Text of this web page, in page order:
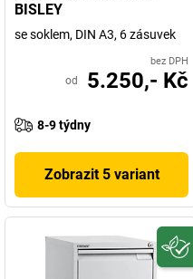
BISLEY
se soklem, DIN A3, 6 zásuvek
bez DPH
od 5.250,- Kč
8-9 týdny
Zobrazit 5 variant